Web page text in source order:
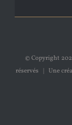
© Copyright
réservés | Une